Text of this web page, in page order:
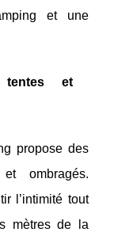
et une
tentes et
propose des
ombragés.
l’intimité tout
mètres de la